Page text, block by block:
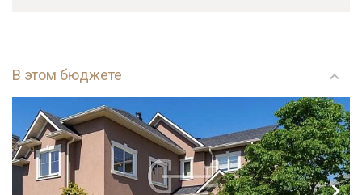
В этом бюджете